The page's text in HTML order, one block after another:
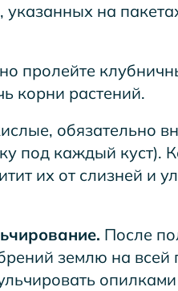
на
пролейте
корни растений.
обязательно
под каждый куст).
их от слизней и
После
землю на всей